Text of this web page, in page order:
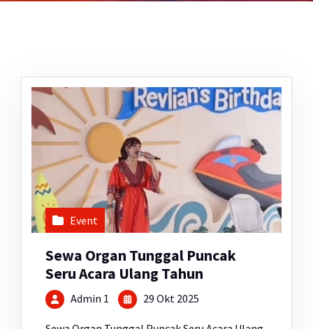
Event
Sewa Organ Tunggal Puncak
Seru Acara Ulang Tahun
Admin 1 29 Okt 2025